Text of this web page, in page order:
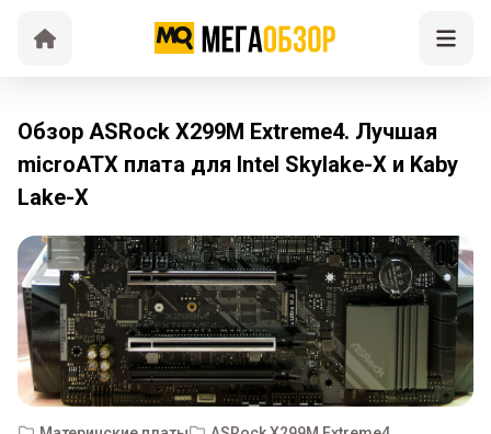
Обзор ASRock X299M Extreme4. Лучшая
microATX плата для Intel Skylake-X и Kaby
Lake-X